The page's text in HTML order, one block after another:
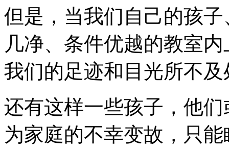
但是，当我们自己的孩
几净、条件优越的教室
我们的足迹和目光所不及
还有这样一些孩子，他
为家庭的不幸变故，只